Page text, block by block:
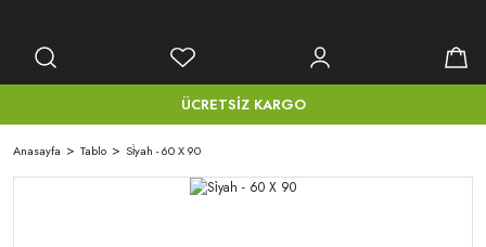
ÜCRETSİZ KARGO
Anasayfa Tablo Si̇yah - 60 X 90